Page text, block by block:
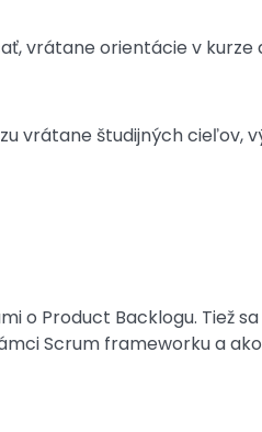
vrátane orientácie v kurze
vrátane študijných cieľov,
o Product Backlogu. Tiež
Scrum frameworku a